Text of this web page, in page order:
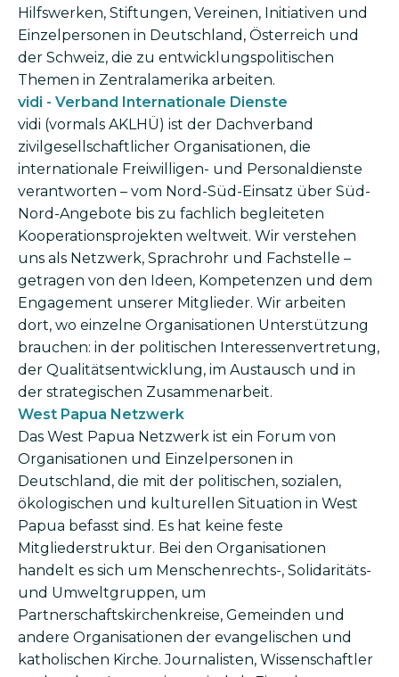
Hilfswerken, Stiftungen, Vereinen, Initiativen und
Einzelpersonen in Deutschland, Österreich und
der Schweiz, die zu entwicklungspolitischen
Themen in Zentralamerika arbeiten.
vidi - Verband Internationale Dienste
vidi (vormals AKLHÜ) ist der Dachverband
zivilgesellschaftlicher Organisationen, die
internationale Freiwilligen- und Personaldienste
verantworten – vom Nord-Süd-Einsatz über Süd-
Nord-Angebote bis zu fachlich begleiteten
Kooperationsprojekten weltweit. Wir verstehen
uns als Netzwerk, Sprachrohr und Fachstelle –
getragen von den Ideen, Kompetenzen und dem
Engagement unserer Mitglieder. Wir arbeiten
dort, wo einzelne Organisationen Unterstützung
brauchen: in der politischen Interessenvertretung,
der Qualitätsentwicklung, im Austausch und in
der strategischen Zusammenarbeit.
West Papua Netzwerk
Das West Papua Netzwerk ist ein Forum von
Organisationen und Einzelpersonen in
Deutschland, die mit der politischen, sozialen,
ökologischen und kulturellen Situation in West
Papua befasst sind. Es hat keine feste
Mitgliederstruktur. Bei den Organisationen
handelt es sich um Menschenrechts-, Solidaritäts-
und Umweltgruppen, um
Partnerschaftskirchenkreise, Gemeinden und
andere Organisationen der evangelischen und
katholischen Kirche. Journalisten, Wissenschaftler